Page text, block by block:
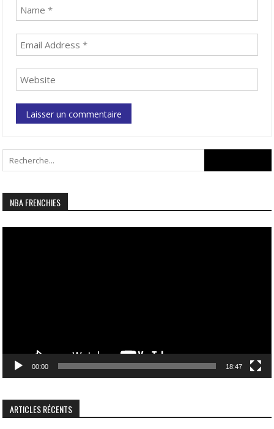
for:
NBA FRENCHIES
00:00 18:47
ARTICLES RÉCENTS